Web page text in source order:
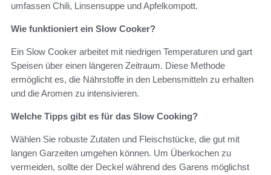
umfassen Chili, Linsensuppe und Apfelkompott.
Wie funktioniert ein Slow Cooker?
Ein Slow Cooker arbeitet mit niedrigen Temperaturen und gart
Speisen über einen längeren Zeitraum. Diese Methode
ermöglicht es, die Nährstoffe in den Lebensmitteln zu erhalten
und die Aromen zu intensivieren.
Welche Tipps gibt es für das Slow Cooking?
Wählen Sie robuste Zutaten und Fleischstücke, die gut mit
langen Garzeiten umgehen können. Um Überkochen zu
vermeiden, sollte der Deckel während des Garens möglichst